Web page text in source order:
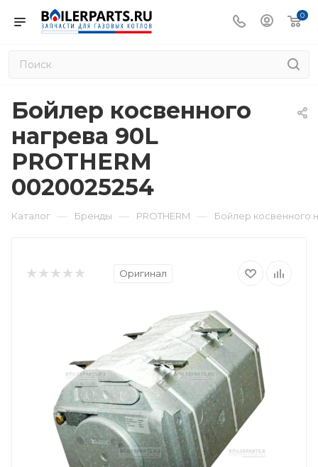
0
Бойлер косвенного
нагрева 90L
PROTHERM
0020025254
Каталог — Бренды — PROTHERM — Бойлер косвенного
Оригинал